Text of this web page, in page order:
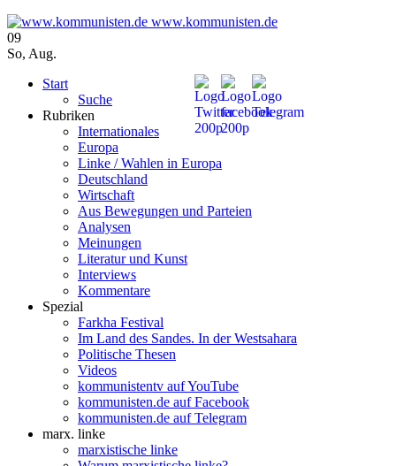
www.kommunisten.de
09
So, Aug.
Start
Suche
Rubriken
Internationales
Europa
Linke / Wahlen in Europa
Deutschland
Wirtschaft
Aus Bewegungen und Parteien
Analysen
Meinungen
Literatur und Kunst
Interviews
Kommentare
Spezial
Farkha Festival
Im Land des Sandes. In der Westsahara
Politische Thesen
Videos
kommunistentv auf YouTube
kommunisten.de auf Facebook
kommunisten.de auf Telegram
marx. linke
marxistische linke